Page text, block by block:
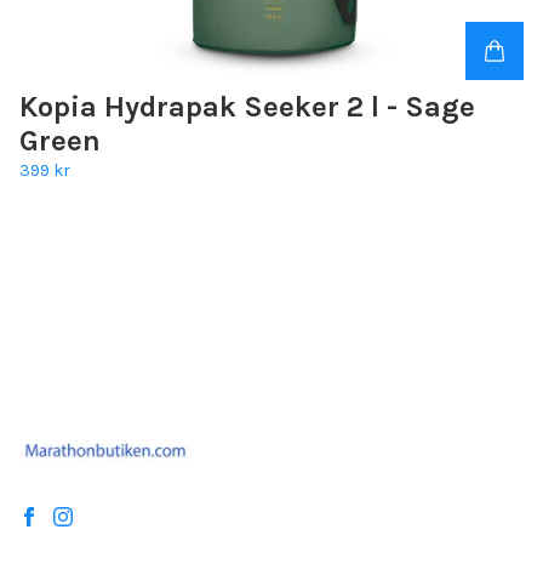
Kopia Hydrapak Seeker 2 l - Sage
Green
399 kr